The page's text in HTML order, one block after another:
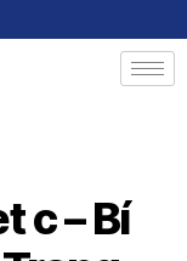
c – Bí